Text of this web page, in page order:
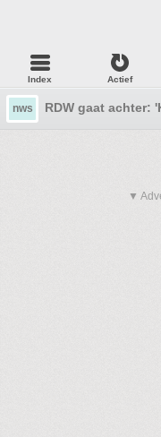
Index Actief
nws RDW gaat achter:
▼